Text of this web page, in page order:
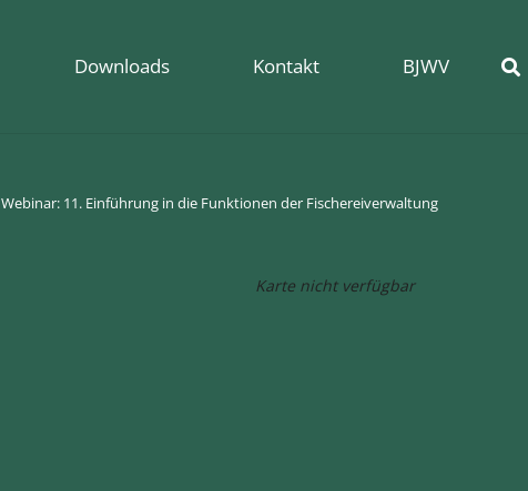
Downloads Kontakt BJWV
Webinar: 11. Einführung in die Funktionen der Fischereiverwaltung
Karte nicht verfügbar